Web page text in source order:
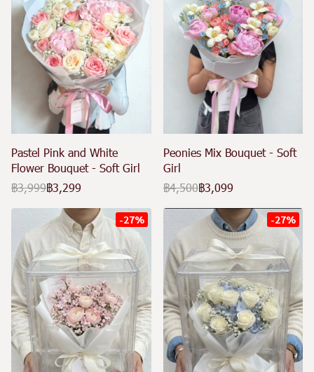
Pastel Pink and White
Flower Bouquet - Soft Girl
฿3,999฿3,299
Peonies Mix Bouquet - Soft
Girl
฿4,500฿3,099
-27% -27%